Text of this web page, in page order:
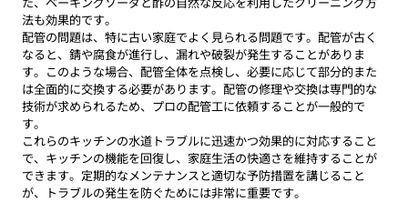
法も効果的です。
配管の問題は、特に古い家庭でよく見られる問題です。配管が古く
なると、錆や腐食が進行し、漏れや破裂が発生することがありま
す。このような場合、配管全体を点検し、必要に応じて部分的また
は全面的に交換する必要があります。配管の修理や交換は専門的な
技術が求められるため、プロの配管工に依頼することが一般的で
す。
これらのキッチンの水道トラブルに迅速かつ効果的に対応すること
で、キッチンの機能を回復し、家庭生活の快適さを維持することが
できます。定期的なメンテナンスと適切な予防措置を講じること
が、トラブルの発生を防ぐためには非常に重要です。